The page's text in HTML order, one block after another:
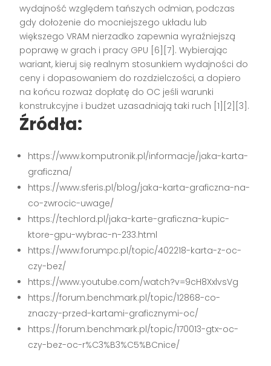
wydajność względem tańszych odmian, podczas
gdy dołożenie do mocniejszego układu lub
większego VRAM nierzadko zapewnia wyraźniejszą
poprawę w grach i pracy GPU [6][7]. Wybierając
wariant, kieruj się realnym stosunkiem wydajności do
ceny i dopasowaniem do rozdzielczości, a dopiero
na końcu rozważ dopłatę do OC jeśli warunki
konstrukcyjne i budżet uzasadniają taki ruch [1][2][3].
Źródła:
https://www.komputronik.pl/informacje/jaka-karta-
graficzna/
https://www.sferis.pl/blog/jaka-karta-graficzna-na-
co-zwrocic-uwage/
https://techlord.pl/jaka-karte-graficzna-kupic-
ktore-gpu-wybrac-n-233.html
https://www.forumpc.pl/topic/402218-karta-z-oc-
czy-bez/
https://www.youtube.com/watch?v=9cH8XxlvsVg
https://forum.benchmark.pl/topic/12868-co-
znaczy-przed-kartami-graficznymi-oc/
https://forum.benchmark.pl/topic/170013-gtx-oc-
czy-bez-oc-r%C3%B3%C5%BCnice/